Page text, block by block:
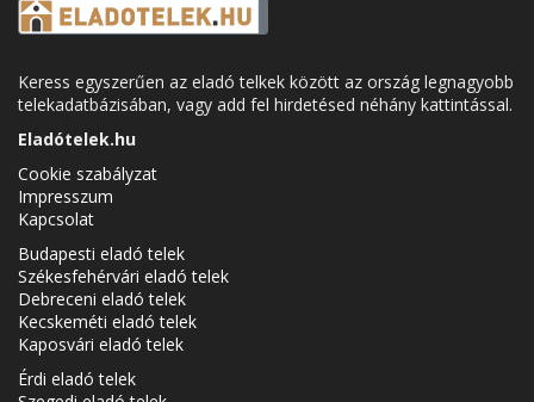
Keress egyszerűen az eladó telkek között az ország legnagyobb
telekadatbázisában, vagy add fel hirdetésed néhány kattintással.
Eladótelek.hu
Cookie szabályzat
Impresszum
Kapcsolat
Budapesti eladó telek
Székesfehérvári eladó telek
Debreceni eladó telek
Kecskeméti eladó telek
Kaposvári eladó telek
Érdi eladó telek